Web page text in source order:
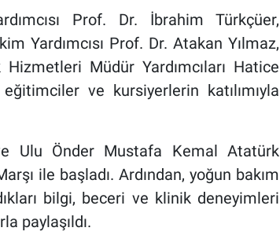
Prof. Dr. İbrahim Türkçüer,
Yardımcısı Prof. Dr. Atakan Yılmaz,
Müdür Yardımcıları Hatice
ve kursiyerlerin katılımıyla
Ulu Önder Mustafa Kemal Atatürk
ile başladı. Ardından, yoğun bakım
bilgi, beceri ve klinik deneyimleri
paylaşıldı.